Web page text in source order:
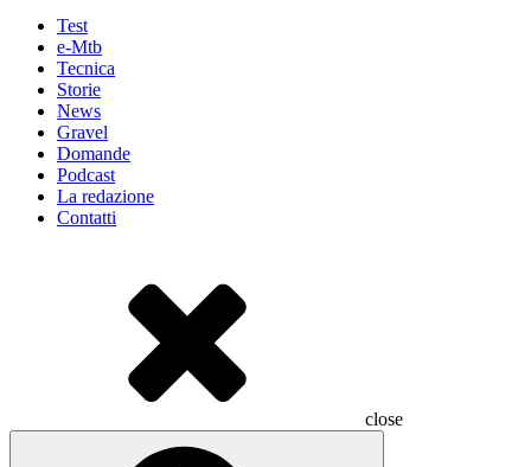
Test
e-Mtb
Tecnica
Storie
News
Gravel
Domande
Podcast
La redazione
Contatti
close